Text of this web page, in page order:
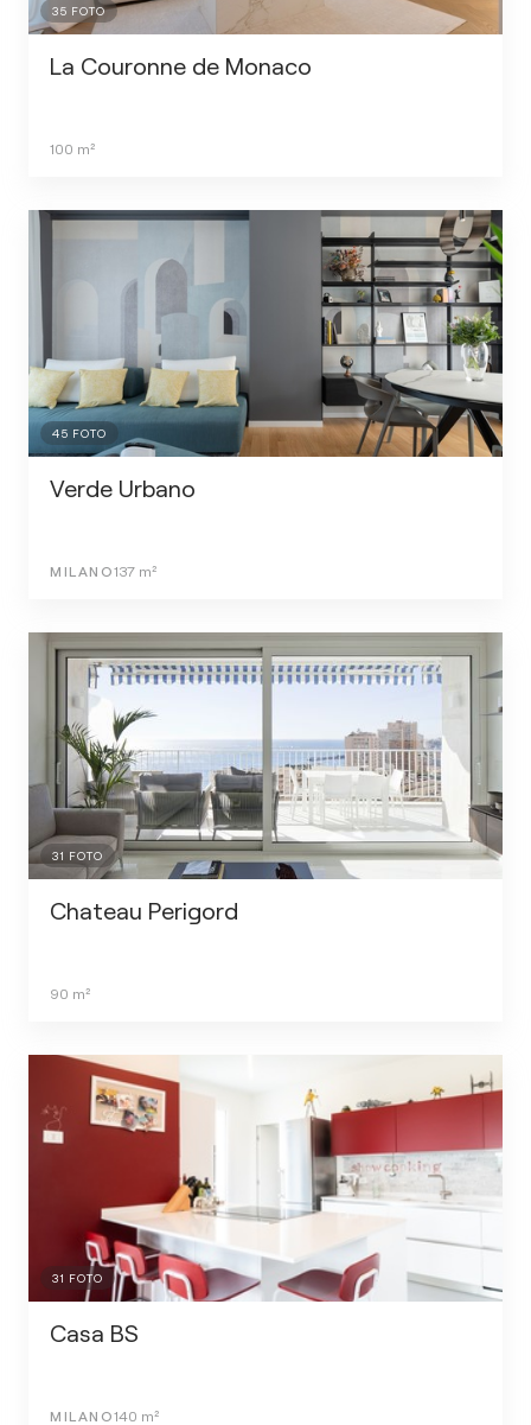
35 FOTO
La Couronne de Monaco
100 m²
45 FOTO
Verde Urbano
MILANO137 m²
31 FOTO
Chateau Perigord
90 m²
31 FOTO
Casa BS
MILANO140 m²